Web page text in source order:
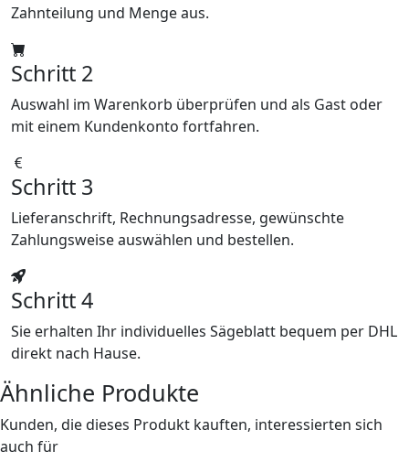
Zahnteilung und Menge aus.
Schritt 2
Auswahl im Warenkorb überprüfen und als Gast oder
mit einem Kundenkonto fortfahren.
Schritt 3
Lieferanschrift, Rechnungsadresse, gewünschte
Zahlungsweise auswählen und bestellen.
Schritt 4
Sie erhalten Ihr individuelles Sägeblatt bequem per DHL
direkt nach Hause.
Ähnliche Produkte
Kunden, die dieses Produkt kauften, interessierten sich
auch für